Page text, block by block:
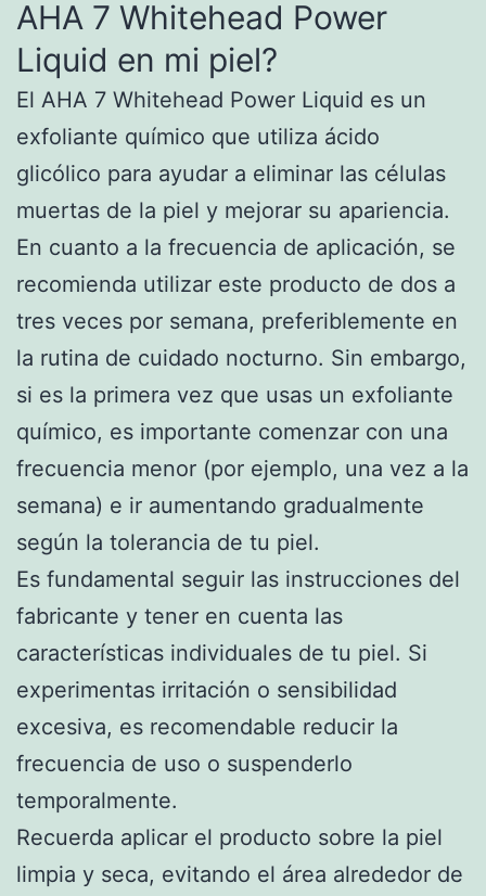
AHA 7 Whitehead Power
Liquid en mi piel?
El AHA 7 Whitehead Power Liquid es un
exfoliante químico que utiliza ácido
glicólico para ayudar a eliminar las células
muertas de la piel y mejorar su apariencia.
En cuanto a la frecuencia de aplicación, se
recomienda utilizar este producto de dos a
tres veces por semana, preferiblemente en
la rutina de cuidado nocturno. Sin embargo,
si es la primera vez que usas un exfoliante
químico, es importante comenzar con una
frecuencia menor (por ejemplo, una vez a la
semana) e ir aumentando gradualmente
según la tolerancia de tu piel.
Es fundamental seguir las instrucciones del
fabricante y tener en cuenta las
características individuales de tu piel. Si
experimentas irritación o sensibilidad
excesiva, es recomendable reducir la
frecuencia de uso o suspenderlo
temporalmente.
Recuerda aplicar el producto sobre la piel
limpia y seca, evitando el área alrededor de